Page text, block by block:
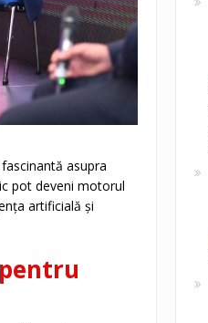
asupra
pot deveni motorul
artificială și